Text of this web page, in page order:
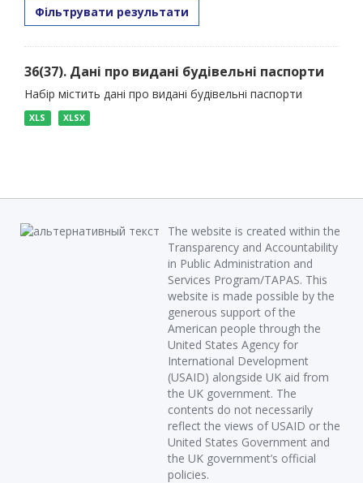
Фільтрувати результати
36(37). Дані про видані будівельні паспорти
Набір містить дані про видані будівельні паспорти
XLS XLSX
The website is created within the
Transparency and Accountability
in Public Administration and
Services Program/TAPAS. This
website is made possible by the
generous support of the
American people through the
United States Agency for
International Development
(USAID) alongside UK aid from
the UK government. The
contents do not necessarily
reflect the views of USAID or the
United States Government and
the UK government’s official
policies.